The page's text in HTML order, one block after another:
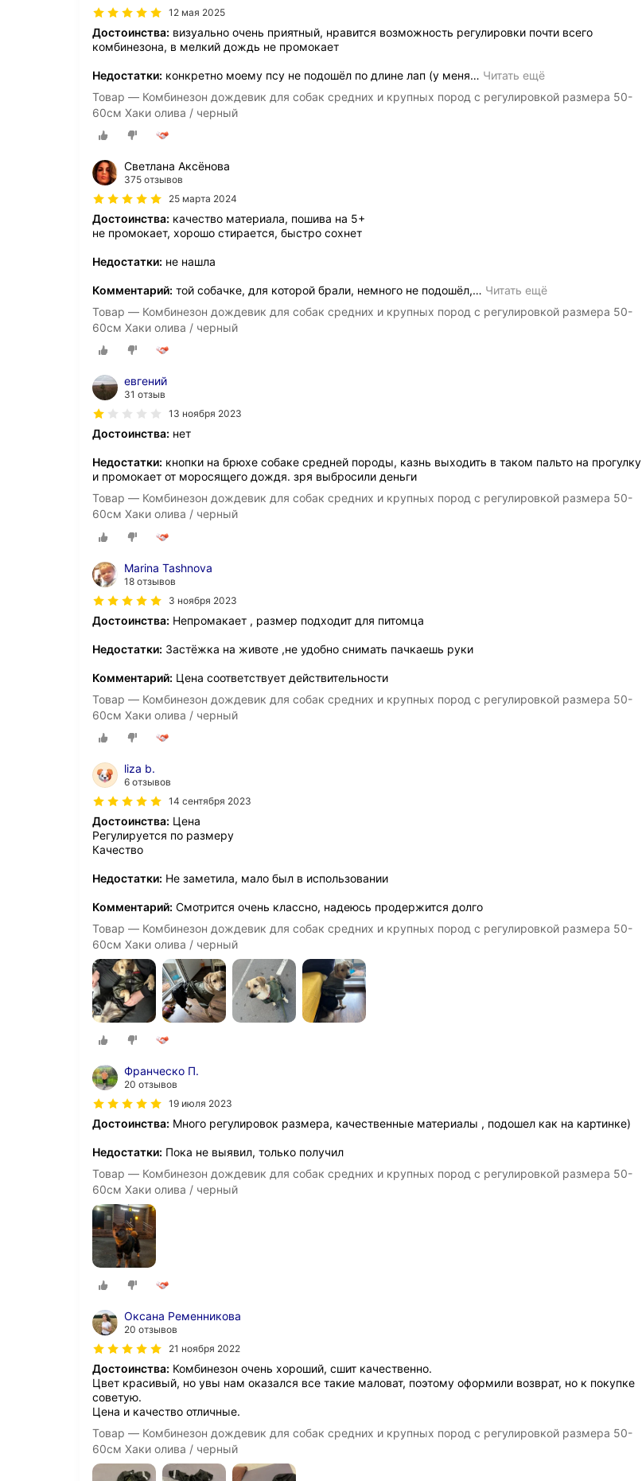
12 мая 2025
Достоинства: визуально очень приятный, нравится возможность регулировки почти всего
комбинезона, в мелкий дождь не промокает
Недостатки: конкретно моему псу не подошёл по длине лап (у меня… Читать ещё
Товар — Комбинезон дождевик для собак средних и крупных пород с регулировкой размера 50-
60см Хаки олива / черный
Светлана Аксёнова
375 отзывов
25 марта 2024
Достоинства: качество материала, пошива на 5+
не промокает, хорошо стирается, быстро сохнет
Недостатки: не нашла
Комментарий: той собачке, для которой брали, немного не подошёл,… Читать ещё
Товар — Комбинезон дождевик для собак средних и крупных пород с регулировкой размера 50-
60см Хаки олива / черный
евгений
31 отзыв
13 ноября 2023
Достоинства: нет
Недостатки: кнопки на брюхе собаке средней породы, казнь выходить в таком пальто на прогулку
и промокает от моросящего дождя. зря выбросили деньги
Товар — Комбинезон дождевик для собак средних и крупных пород с регулировкой размера 50-
60см Хаки олива / черный
Marina Tashnova
18 отзывов
3 ноября 2023
Достоинства: Непромакает , размер подходит для питомца
Недостатки: Застёжка на животе ,не удобно снимать пачкаешь руки
Комментарий: Цена соответствует действительности
Товар — Комбинезон дождевик для собак средних и крупных пород с регулировкой размера 50-
60см Хаки олива / черный
liza b.
6 отзывов
14 сентября 2023
Достоинства: Цена
Регулируется по размеру
Качество
Недостатки: Не заметила, мало был в использовании
Комментарий: Смотрится очень классно, надеюсь продержится долго
Товар — Комбинезон дождевик для собак средних и крупных пород с регулировкой размера 50-
60см Хаки олива / черный
Франческо П.
20 отзывов
19 июля 2023
Достоинства: Много регулировок размера, качественные материалы , подошел как на картинке)
Недостатки: Пока не выявил, только получил
Товар — Комбинезон дождевик для собак средних и крупных пород с регулировкой размера 50-
60см Хаки олива / черный
Оксана Ременникова
20 отзывов
21 ноября 2022
Достоинства: Комбинезон очень хороший, сшит качественно.
Цвет красивый, но увы нам оказался все такие маловат, поэтому оформили возврат, но к покупке
советую.
Цена и качество отличные.
Товар — Комбинезон дождевик для собак средних и крупных пород с регулировкой размера 50-
60см Хаки олива / черный